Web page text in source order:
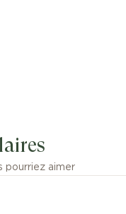
la
pourriez aimer